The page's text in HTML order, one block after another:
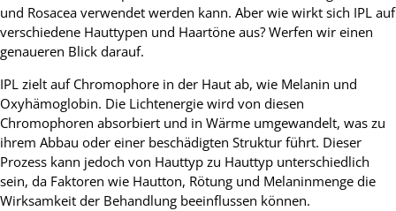
und Rosacea verwendet werden kann. Aber wie wirkt sich IPL auf
verschiedene Hauttypen und Haartöne aus? Werfen wir einen
genaueren Blick darauf.
IPL zielt auf Chromophore in der Haut ab, wie Melanin und
Oxyhämoglobin. Die Lichtenergie wird von diesen
Chromophoren absorbiert und in Wärme umgewandelt, was zu
ihrem Abbau oder einer beschädigten Struktur führt. Dieser
Prozess kann jedoch von Hauttyp zu Hauttyp unterschiedlich
sein, da Faktoren wie Hautton, Rötung und Melaninmenge die
Wirksamkeit der Behandlung beeinflussen können.